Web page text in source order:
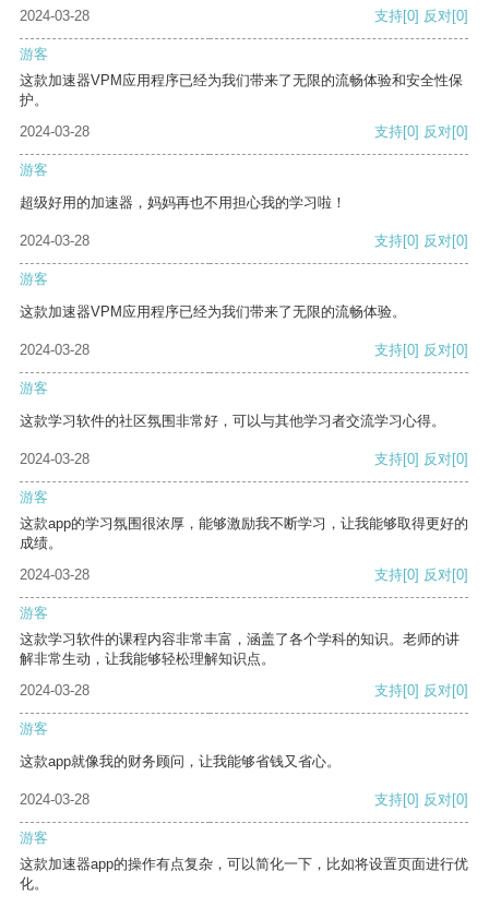
2024-03-28 支持[0] 反对[0]
游客
这款加速器VPM应用程序已经为我们带来了无限的流畅体验和安全性保
护。
2024-03-28
支持[0] 反对[0]
游客
超级好用的加速器，妈妈再也不用担心我的学习啦！
2024-03-28 支持[0] 反对[0]
游客
这款加速器VPM应用程序已经为我们带来了无限的流畅体验。
2024-03-28 支持[0] 反对[0]
游客
这款学习软件的社区氛围非常好，可以与其他学习者交流学习心得。
2024-03-28 支持[0] 反对[0]
游客
这款app的学习氛围很浓厚，能够激励我不断学习，让我能够取得更好的
成绩。
2024-03-28
支持[0] 反对[0]
游客
这款学习软件的课程内容非常丰富，涵盖了各个学科的知识。老师的讲
解非常生动，让我能够轻松理解知识点。
2024-03-28
支持[0] 反对[0]
游客
这款app就像我的财务顾问，让我能够省钱又省心。
2024-03-28 支持[0] 反对[0]
游客
这款加速器app的操作有点复杂，可以简化一下，比如将设置页面进行优
化。